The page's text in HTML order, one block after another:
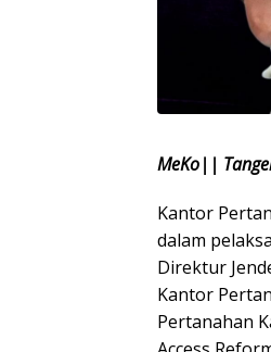
MeKo||
Kantor
dalam
Direktur
Kantor
Pertanahan